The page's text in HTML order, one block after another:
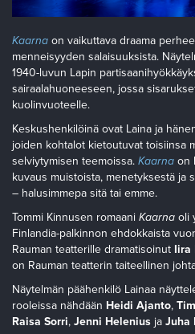
Kaarna on vaikuttava draama
menneisyyden salaisuuksista.
1940-luvun Lapin
sairaalahuoneeseen, jossa
kuolinvuoteelle.
Keskushenkilöinä ovat Laina ja
joiden kohtalot kietoutuvat toisiinsa
selviytymisen teemoissa. Kaarna on
kuvaus muistoista, menetyksestä ja
– halusimmepa sitä tai emme.
Tommi Kinnusen romaani Kaarna oli
Finlandia-palkinnon ehdokkaista
Rauman teatterille dramatisoinut Iira
on Rauman teatterin taiteellinen
Näytelmän päähenkilö Lainaa
rooleissa nähdään Heidi Ajanto,
Raisa Sorri, Jenni Helenius ja Juha